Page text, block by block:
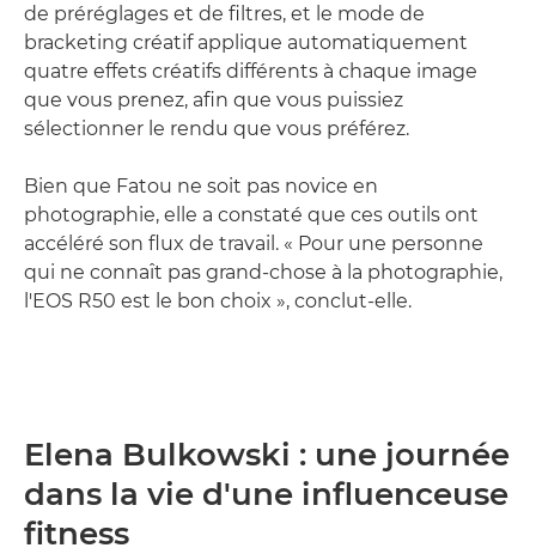
de préréglages et de filtres, et le mode de
bracketing créatif applique automatiquement
quatre effets créatifs différents à chaque image
que vous prenez, afin que vous puissiez
sélectionner le rendu que vous préférez.
Bien que Fatou ne soit pas novice en
photographie, elle a constaté que ces outils ont
accéléré son flux de travail. « Pour une personne
qui ne connaît pas grand-chose à la photographie,
l'EOS R50 est le bon choix », conclut-elle.
Elena Bulkowski : une journée
dans la vie d'une influenceuse
fitness